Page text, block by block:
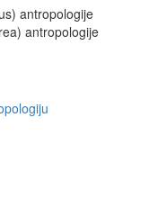
antropologije
antropologije